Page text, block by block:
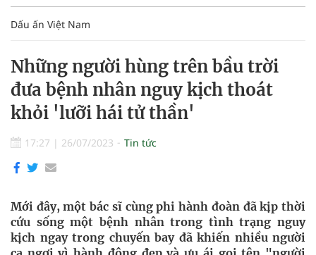
Dấu ấn Việt Nam
Những người hùng trên bầu trời
đưa bệnh nhân nguy kịch thoát
khỏi 'lưỡi hái tử thần'
17:27 | 26/07/2023 Tin tức
Mới đây, một bác sĩ cùng phi hành đoàn đã kịp thời
cứu sống một bệnh nhân trong tình trạng nguy
kịch ngay trong chuyến bay đã khiến nhiều người